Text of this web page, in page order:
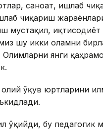
саноат, ишлаб
чиқариш
мустақил,
шу икки оламни
янги
ўқув юртларини
ўқийди, бу педагогик